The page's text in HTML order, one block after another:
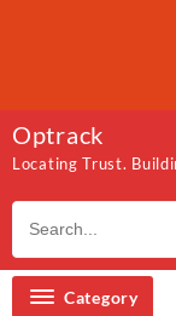
Optrack
Locating Trust.
Category